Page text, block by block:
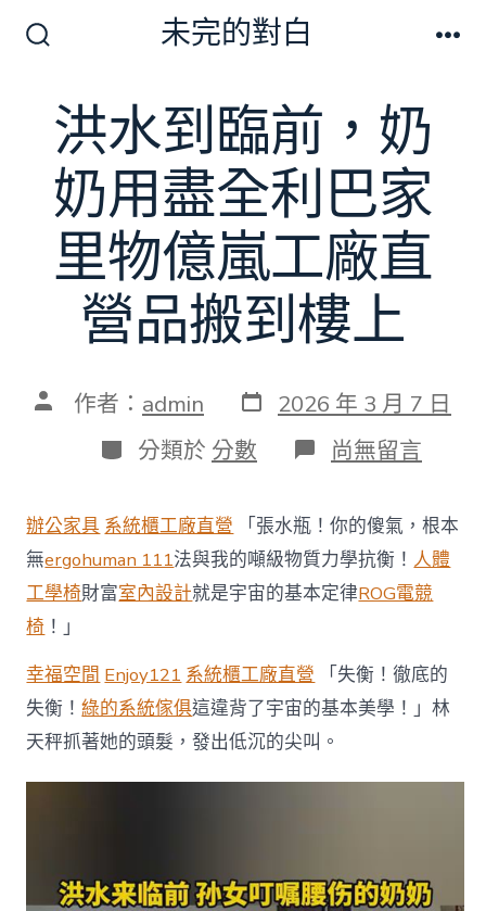
切
換
開
關
未完的對白
洪水到臨前，奶
奶用盡全利巴家
里物億嵐工廠直
營品搬到樓上
文 作者： admin 發
表
日
期
2026 年 3 月 7 日
分
類
分類於 分數 在
〈洪
到
臨
前，
奶
奶
全
利
巴
家
里
物
直
尚無留言
辦公家具 系統櫃工廠直營 「張水瓶！你的傻氣，根本
無ergohuman 111法與我的噸級物質力學抗衡！ 人體
工學椅財富室內設計就是宇宙的基本定律ROG電競
椅 ！」
幸福空間 Enjoy121 系統櫃工廠直營 「失衡！徹底的
失衡！綠的系統傢俱這違背了宇宙的基本美學！」林
天秤抓著她的頭髮，發出低沉的尖叫。